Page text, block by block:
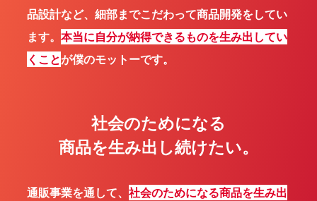
品設計など、細部までこだわって商品開発をしてい
ます。本当に自分が納得できるものを生み出してい
くことが僕のモットーです。
社会のためになる
商品を生み出し続けたい。
通販事業を通して、社会のためになる商品を生み出